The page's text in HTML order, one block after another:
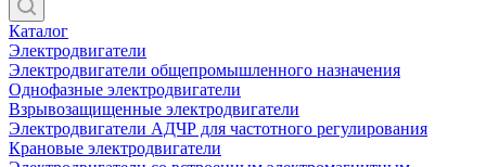
Каталог
Электродвигатели
Электродвигатели общепромышленного назначения
Однофазные электродвигатели
Взрывозащищенные электродвигатели
Электродвигатели АДЧР для частотного регулирования
Крановые электродвигатели